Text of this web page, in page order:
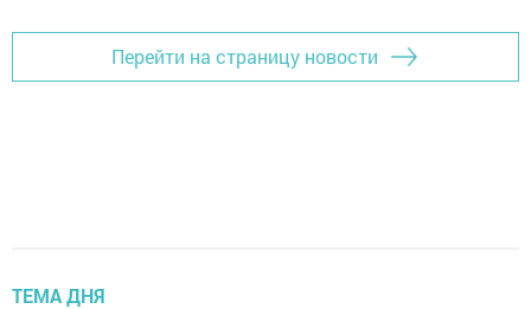
Перейти на страницу новости
ТЕМА ДНЯ